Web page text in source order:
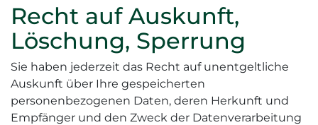
Recht auf Auskunft,
Löschung, Sperrung
Sie haben jederzeit das Recht auf unentgeltliche
Auskunft über Ihre gespeicherten
personenbezogenen Daten, deren Herkunft und
Empfänger und den Zweck der Datenverarbeitung